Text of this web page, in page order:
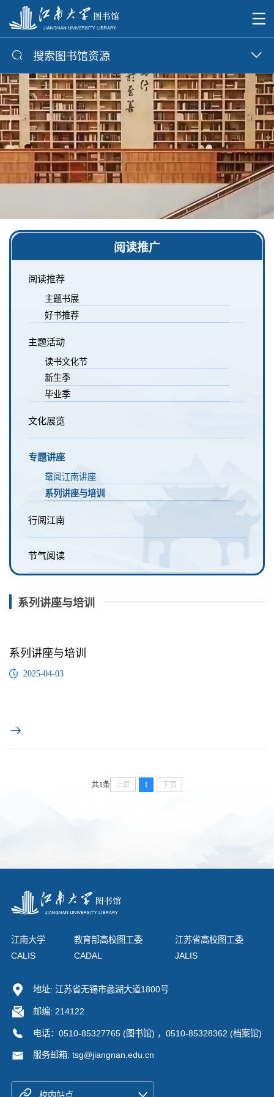
搜索图书馆资源
阅读推广
阅读推荐
主题书展
好书推荐
主题活动
读书文化节
新生季
毕业季
文化展览
专题讲座
鼋阅江南讲座
系列讲座与培训
行阅江南
节气阅读
系列讲座与培训
系列讲座与培训
2025-04-03
共1条 上页 1 下页
江南大学 教育部高校图工委
江苏省高校图工委
CALIS
CADAL JALIS
地址: 江苏省无锡市蠡湖大道1800号
邮编: 214122
电话：0510-85327765 (图书馆) ，0510-85328362 (档案馆)
服务邮箱: tsg@jiangnan.edu.cn